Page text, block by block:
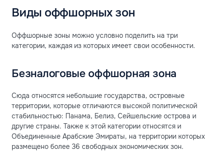
Виды оффшорных зон
Оффшорные зоны можно условно поделить на три
категории, каждая из которых имеет свои особенности.
Безналоговые оффшорная зона
Сюда относятся небольшие государства, островные
территории, которые отличаются высокой политической
стабильностью: Панама, Белиз, Сейшельские острова и
другие страны. Также к этой категории относятся и
Объединенные Арабские Эмираты, на территории которых
размещено более 36 свободных экономических зон.